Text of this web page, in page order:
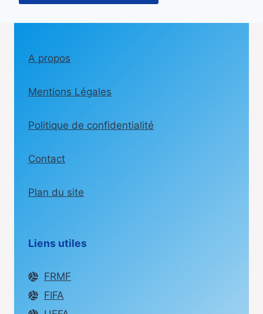
A propos
Mentions Légales
Politique de confidentialité
Contact
Plan du site
Liens utiles
FRMF
FIFA